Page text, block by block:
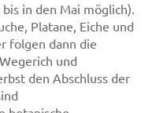
in den Mai möglich).
Platane, Eiche und
folgen dann die
und
den Abschluss der